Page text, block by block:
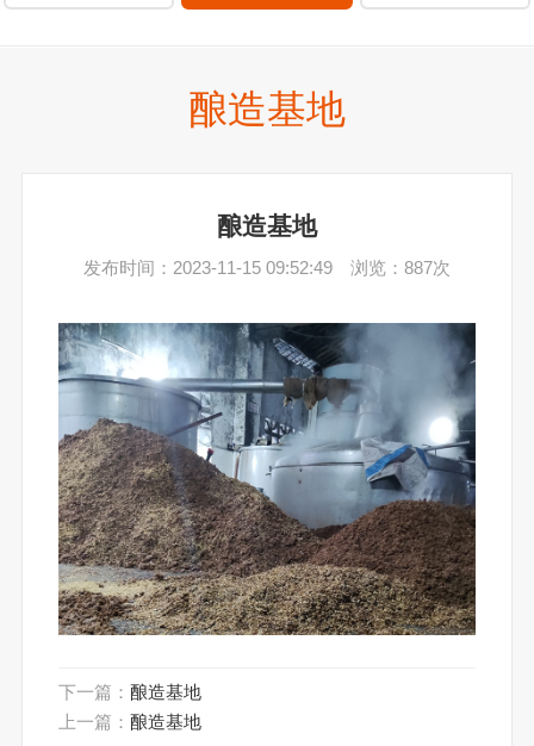
酿造基地
酿造基地
发布时间：2023-11-15 09:52:49 浏览：887次
下一篇： 酿造基地
上一篇： 酿造基地